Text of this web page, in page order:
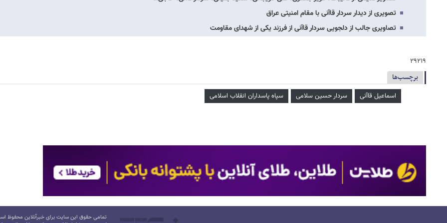
تصویری از دیدار سردار قاآنی با مقام امنیتی عراق
تصاویری جالب از دلجویی سردار قاآنی از فرزند یکی از شهدای مقاومت
۲۹۲۱۹
برچسب‌ها
اسماعیل قاآنی سردار حسین سلامی سپاه پاسداران انقلاب اسلامی
تمامی حقوق این سایت برای خبرآنلاین محفوظ